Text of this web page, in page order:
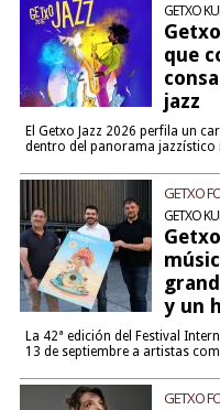
GETXO
que
jazz
El Getxo Jazz 2026 perfila un
dentro del panorama jazzístico
GETXO
GETXO
y un
La 42ª edición del Festival
13 de septiembre a artistas
GETXO